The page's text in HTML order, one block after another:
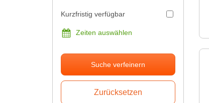
Kurzfristig verfügbar
Zeiten auswählen
Suche verfeinern